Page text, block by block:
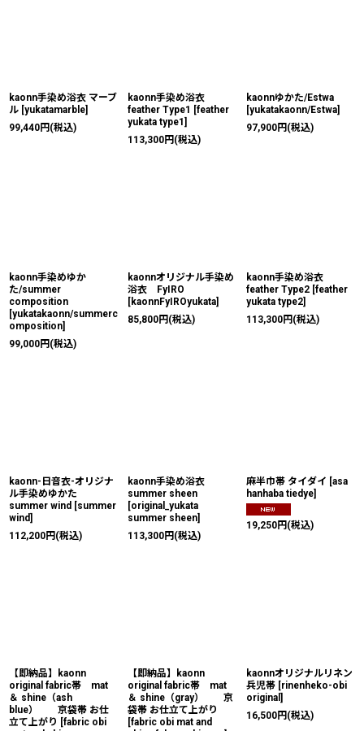
kaonn手染め浴衣 マーブ
ル [yukatamarble]
99,440円 (税込)
kaonn手染め浴衣
feather Type1 [feather
yukata type1]
113,300円 (税込)
kaonnゆかた/Estwa
[yukatakaonn/Estwa]
97,900円 (税込)
kaonn手染めゆか
た/summer
composition
[yukatakaonn/summerc
omposition]
99,000円 (税込)
kaonnオリジナル手染め
浴衣 FyIRO
[kaonnFyIROyukata]
85,800円 (税込)
kaonn手染め浴衣
feather Type2 [feather
yukata type2]
113,300円 (税込)
kaonn-日音衣-オリジナ
ル手染めゆかた
summer wind [summer
wind]
112,200円 (税込)
kaonn手染め浴衣
summer sheen
[original_yukata
summer sheen]
113,300円 (税込)
麻半巾帯 タイダイ [asa
hanhaba tiedye]
19,250円 (税込)
【即納品】kaonn
original fabric帯 mat
＆ shine（ash
blue） 京袋帯 お仕
立て上がり [fabric obi
【即納品】kaonn
original fabric帯 mat
＆ shine（gray） 京
袋帯 お仕立て上がり
[fabric obi mat and
kaonnオリジナルリネン
兵児帯 [rinenheko-obi
original ]
16,500円 (税込)